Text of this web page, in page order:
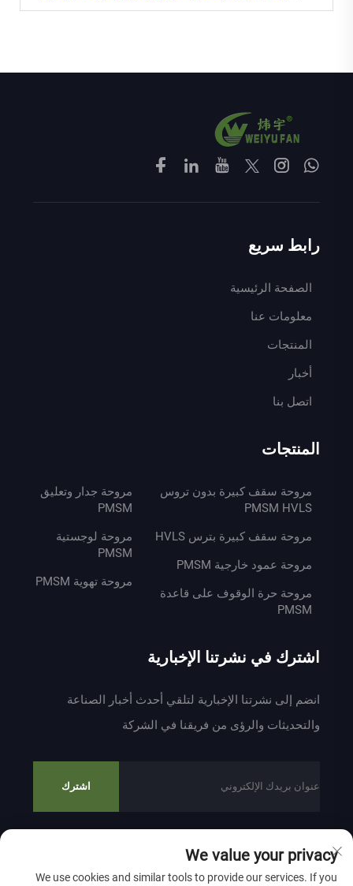
رابط سريع
الصفحة الرئيسية
معلومات عنا
المنتجات
أخبار
اتصل بنا
المنتجات
مروحة سقف كبيرة بدون تروس
PMSM HVLS
مروحة سقف كبيرة بترس HVLS
مروحة عمود خارجية PMSM
مروحة حرة الوقوف على قاعدة
PMSM
مروحة جدار وتعليق
PMSM
مروحة لوجستية
PMSM
مروحة تهوية PMSM
اشترك في نشرتنا الإخبارية
انضم إلى نشرتنا الإخبارية لتلقي أحدث أخبار الصناعة
والتحديثات والرؤى من فريقنا في الشركة
اشترك
حقوق النشر © 2024 بواسطة ZHEJIANG WEIYU VENTILATION
ELECTROMECHANICAL CO.,LTD سياسة الخصوصية
We value your privacy
We use cookies and similar tools to provide our services. If you